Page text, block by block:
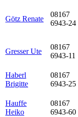
Götz Renate
08167
6943-24
Gresser Ute
08167
6943-11
Haberl
Brigitte
08167
6943-25
Hauffe
Heiko
08167
6943-60